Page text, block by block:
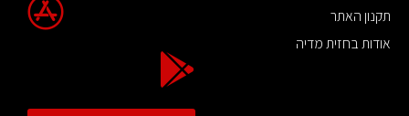
תקנון האתר
אודות בחזית מדיה